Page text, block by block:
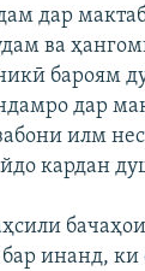
дар
ва
бароям
дар
илм
кардан
инанд,